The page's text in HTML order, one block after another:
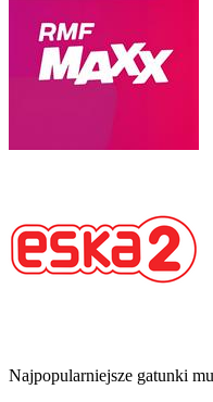
Najpopularniejsze gatunki